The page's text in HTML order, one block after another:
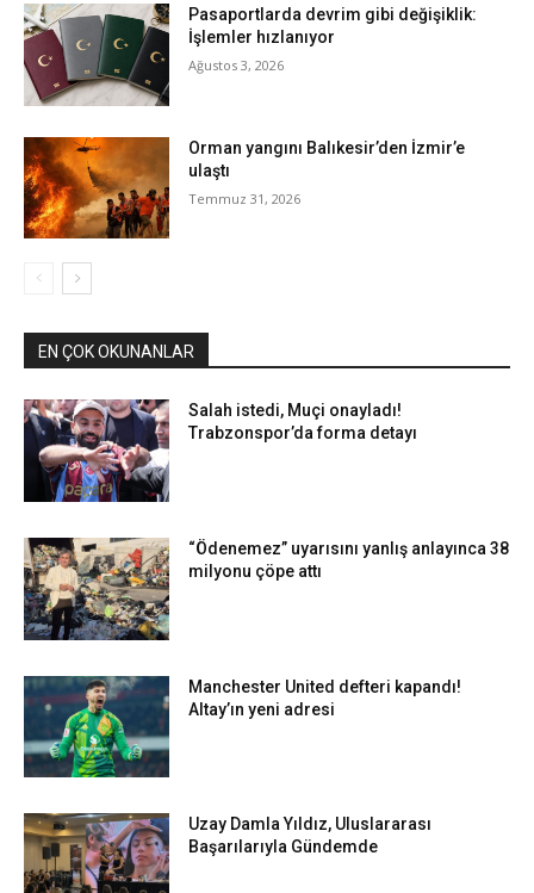
Pasaportlarda devrim gibi değişiklik:
İşlemler hızlanıyor
Ağustos 3, 2026
Orman yangını Balıkesir’den İzmir’e
ulaştı
Temmuz 31, 2026
EN ÇOK OKUNANLAR
Salah istedi, Muçi onayladı!
Trabzonspor’da forma detayı
“Ödenemez” uyarısını yanlış anlayınca 38
milyonu çöpe attı
Manchester United defteri kapandı!
Altay’ın yeni adresi
Uzay Damla Yıldız, Uluslararası
Başarılarıyla Gündemde